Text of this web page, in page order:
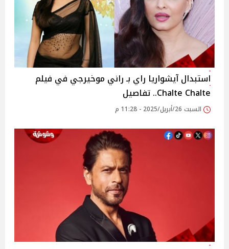
استبدال آيشواريا راي بـ راني موخيرجي في فيلم
Chalte Chalte.. تفاصيل
السبت 26/أبريل/2025 - 11:28 م